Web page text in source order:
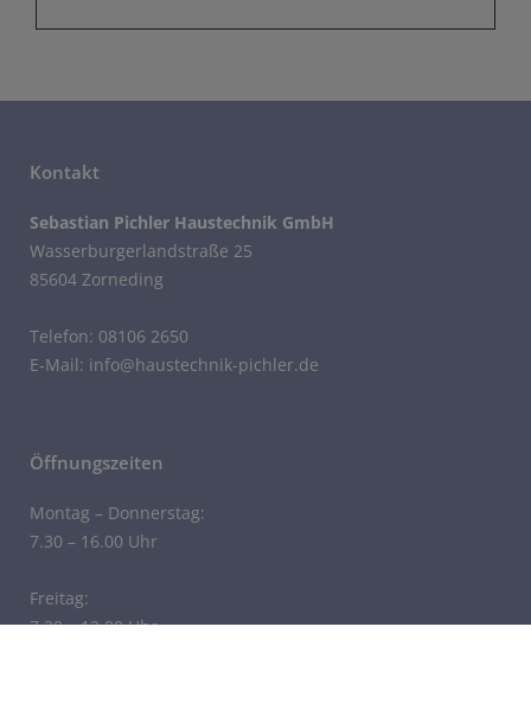
Kontakt
Sebastian Pichler Haustechnik GmbH
Wasserburgerlandstraße 25
85604 Zorneding
Telefon: 08106 2650
E-Mail: info@haustechnik-pichler.de
Öffnungszeiten
Montag – Donnerstag:
7.30 – 16.00 Uhr
Freitag:
7.30 – 12.00 Uhr